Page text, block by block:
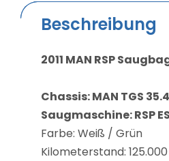
Beschreibung
2011 MAN RSP
Chassis: MAN TGS
Saugmaschine: RSP
Farbe: Weiß / Grün
Kilometerstand: